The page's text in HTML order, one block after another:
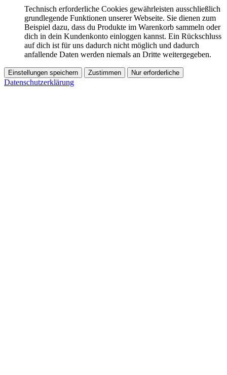
Technisch erforderliche Cookies gewährleisten ausschließlich
grundlegende Funktionen unserer Webseite. Sie dienen zum
Beispiel dazu, dass du Produkte im Warenkorb sammeln oder
dich in dein Kundenkonto einloggen kannst. Ein Rückschluss
auf dich ist für uns dadurch nicht möglich und dadurch
anfallende Daten werden niemals an Dritte weitergegeben.
Einstellungen speichern Zustimmen Nur erforderliche
Datenschutzerklärung